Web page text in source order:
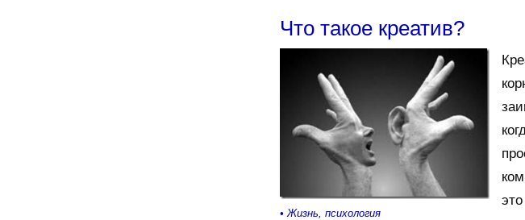
Что такое креатив?
• Жизнь, психология